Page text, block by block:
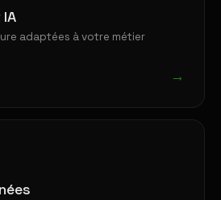
adaptées à votre métier
→